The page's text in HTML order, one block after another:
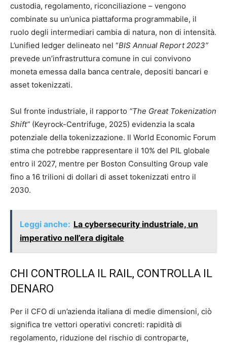
custodia, regolamento, riconciliazione – vengono
combinate su un’unica piattaforma programmabile, il
ruolo degli intermediari cambia di natura, non di intensità.
L’unified ledger delineato nel “BIS Annual Report 2023”
prevede un’infrastruttura comune in cui convivono
moneta emessa dalla banca centrale, depositi bancari e
asset tokenizzati.
Sul fronte industriale, il rapporto “The Great Tokenization
Shift” (Keyrock-Centrifuge, 2025) evidenzia la scala
potenziale della tokenizzazione. Il World Economic Forum
stima che potrebbe rappresentare il 10% del PIL globale
entro il 2027, mentre per Boston Consulting Group vale
fino a 16 trilioni di dollari di asset tokenizzati entro il
2030.
Leggi anche: La cybersecurity industriale, un
imperativo nell’era digitale
CHI CONTROLLA IL RAIL, CONTROLLA IL
DENARO
Per il CFO di un’azienda italiana di medie dimensioni, ciò
significa tre vettori operativi concreti: rapidità di
regolamento, riduzione del rischio di controparte,